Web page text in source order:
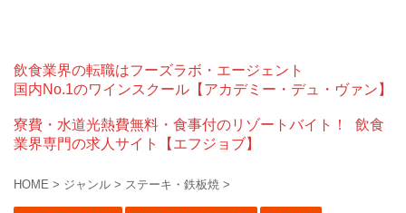
飲食業界の転職はフーズラボ・エージェント
国内No.1のワインスクール【アカデミー・デュ・ヴァン】
寮費・水道光熱費無料・食事付のリゾートバイト！
飲食
業界専門の求人サイト【エフジョブ】
HOME > ジャンル > ステーキ・鉄板焼 >